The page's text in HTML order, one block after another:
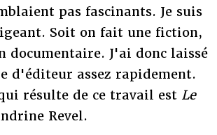
pas fascinants. Je suis
Soit on fait une fiction,
documentaire. J'ai donc laissé
d'éditeur assez rapidement.
résulte de ce travail est Le
Revel.